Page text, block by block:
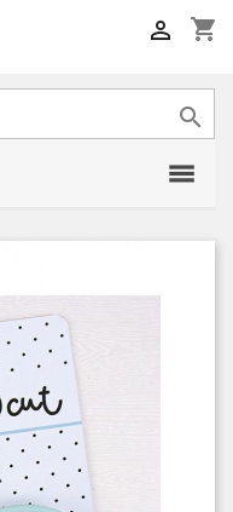
shopping_cart

